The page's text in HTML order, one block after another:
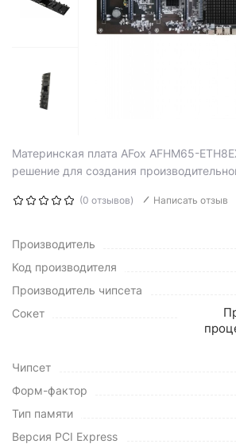
Материнская плата AFox AFHM65-
решение для создания
(0 отзывов) Написать отзыв
Производитель
Код производителя
Производитель чипсета
Сокет
Чипсет
Форм-фактор
Тип памяти
Версия PCI Express